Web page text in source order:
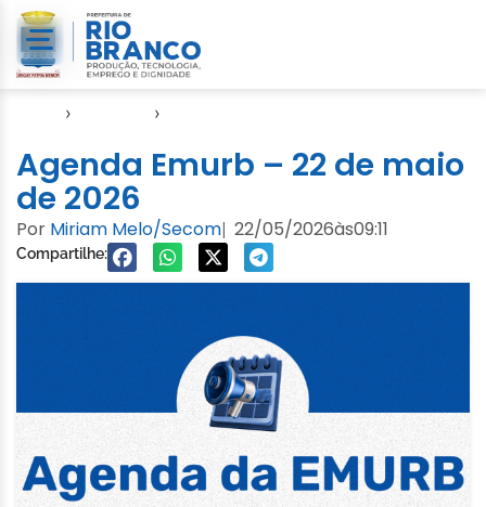
› ›
Agenda Emurb – 22 de maio
de 2026
Por Miriam Melo/Secom| 22/05/2026às09:11
Compartilhe: